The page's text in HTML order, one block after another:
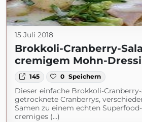
15 Juli 2018
Brokkoli-Cranberry-
cremigem Mohn-
145 0 Speichern
Dieser einfache Brokkoli-
getrocknete Cranberrys,
Samen zu einem echten
cremiges (...)